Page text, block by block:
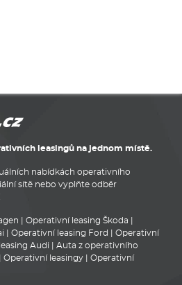
leasingů na jednom místě.
nabídkách operativního
sítě nebo vyplňte odběr
Operativní leasing Škoda
Operativní leasing Ford
Operativní
Audi
Auta z operativního
Operativní leasingy
Operativní